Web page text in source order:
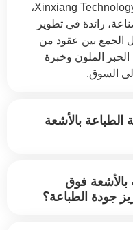
كانت شركة Xinxiang Technology،
رائدة في تطوير
الجمع بين عقود من
الملون وخبرة
إلى السوق.
الطباعة بالأشعة
فوق
جودة الطباعة؟